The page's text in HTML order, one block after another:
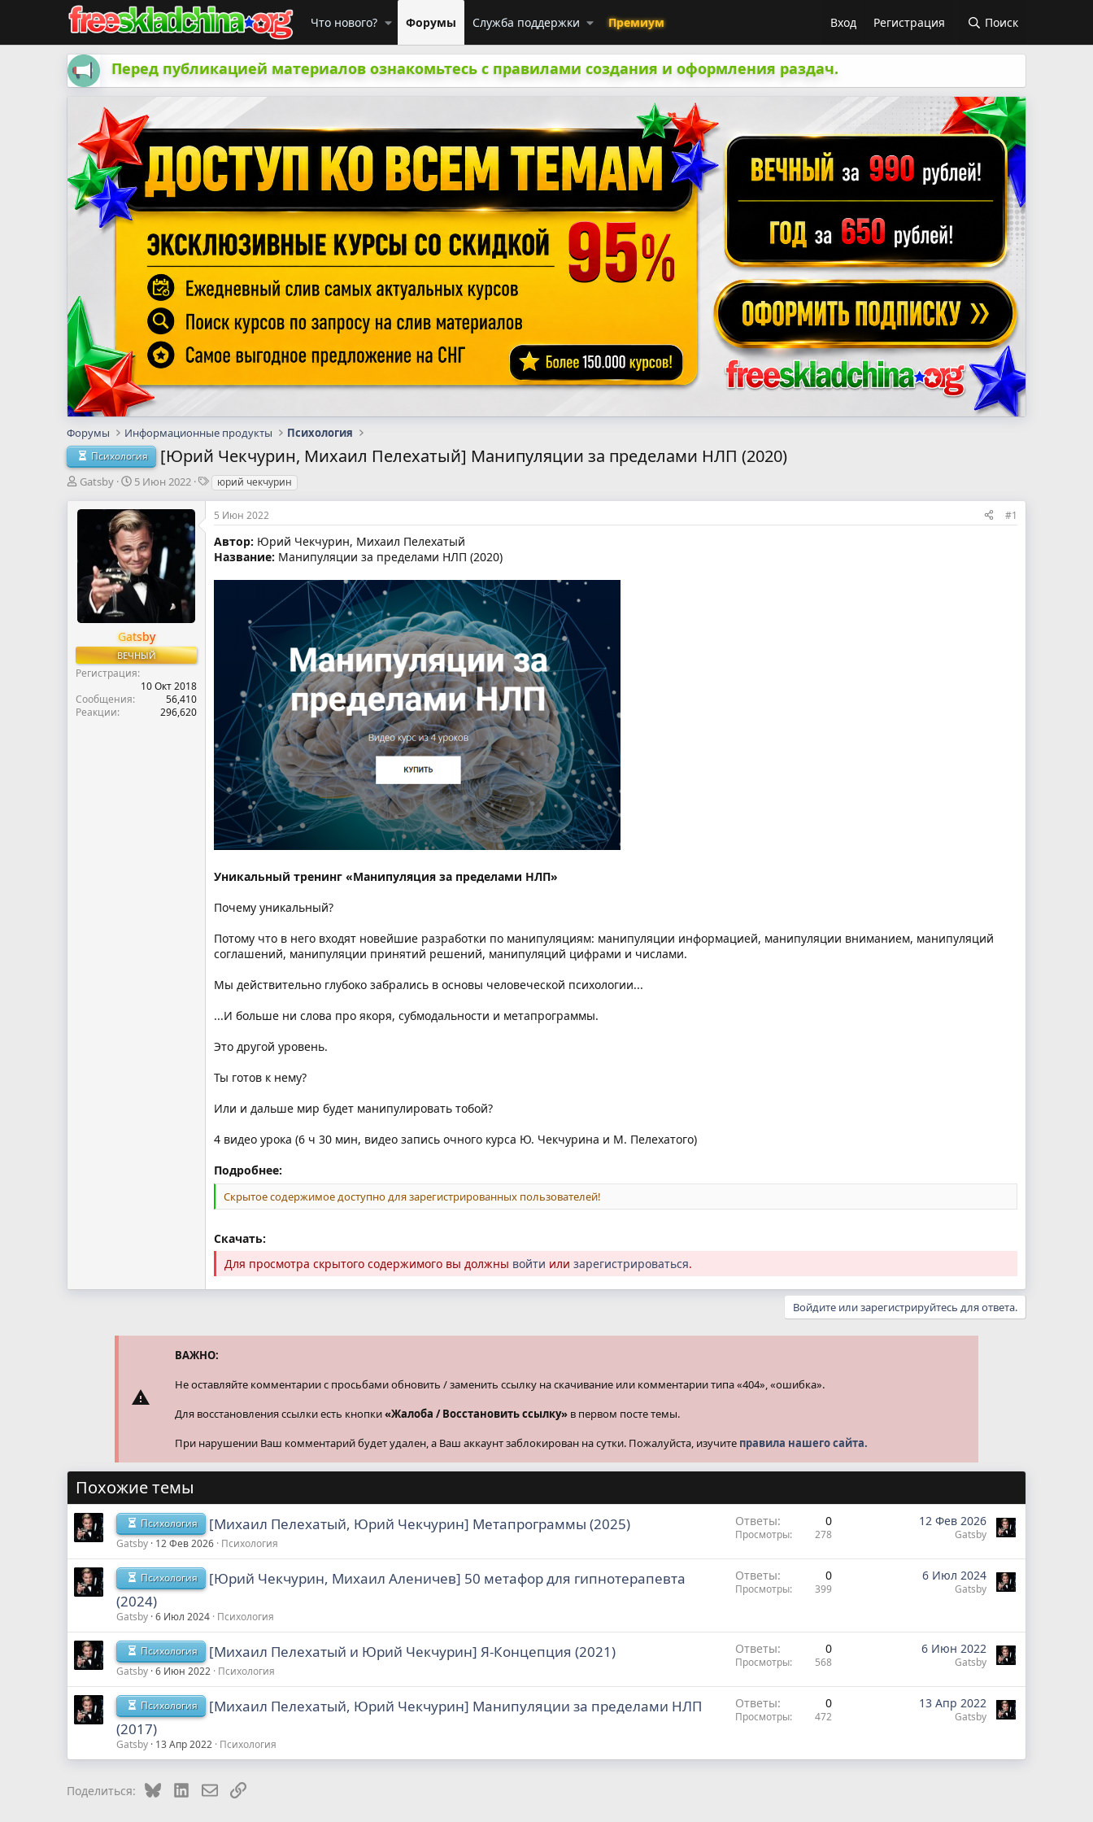
Что нового? Форумы Служба поддержки Премиум Вход Регистрация Поиск
Перед публикацией материалов ознакомьтесь с правилами создания и оформления раздач.
Форумы Информационные продукты Психология
Психология [Юрий Чекчурин, Михаил Пелехатый] Манипуляции за пределами НЛП (2020)
А
т
м
Gatsby
Д
т
а
н
а
ч
а
л
5 Июн 2022
Т
г
и
юрий чекчурин
Gatsby
ВЕЧНЫЙ
Регистрация
10 Окт 2018
Сообщения
56,410
Реакции
296,620
5 Июн 2022 #1
Автор: Юрий Чекчурин, Михаил Пелехатый
Название: Манипуляции за пределами НЛП (2020)
Уникальный тренинг «Манипуляция за пределами НЛП»
Почему уникальный?
Потому что в него входят новейшие разработки по манипуляциям: манипуляции информацией, манипуляции вниманием, манипуляций
соглашений, манипуляции принятий решений, манипуляций цифрами и числами.
Мы действительно глубоко забрались в основы человеческой психологии...
...И больше ни слова про якоря, субмодальности и метапрограммы.
Это другой уровень.
Ты готов к нему?
Или и дальше мир будет манипулировать тобой?
4 видео урока (6 ч 30 мин, видео запись очного курса Ю. Чекчурина и М. Пелехатого)
Подробнее:
Скрытое содержимое доступно для зарегистрированных пользователей!
Скачать:
Для просмотра скрытого содержимого вы должны войти или зарегистрироваться.
Войдите или зарегистрируйтесь для ответа.
ВАЖНО:
Не оставляйте комментарии с просьбами обновить / заменить ссылку на скачивание или комментарии типа «404», «ошибка».
Для восстановления ссылки есть кнопки«Жалоба / Восстановить ссылку» в первом посте темы.
При нарушении Ваш комментарий будет удален, а Ваш аккаунт заблокирован на сутки. Пожалуйста, изучите правила нашего сайта.
Похожие темы
Психология [Михаил Пелехатый, Юрий Чекчурин] Метапрограммы (2025)
Gatsby 12 Фев 2026 Психология
Ответы 0
Просмотры 278
12 Фев 2026
Gatsby
Психология
[Юрий Чекчурин, Михаил Аленичев] 50 метафор для гипнотерапевта
(2024)
Gatsby 6 Июл 2024 Психология
Ответы 0
Просмотры 399
6 Июл 2024
Gatsby
Психология [Михаил Пелехатый и Юрий Чекчурин] Я-Концепция (2021)
Gatsby 6 Июн 2022 Психология
Ответы 0
Просмотры 568
6 Июн 2022
Gatsby
Психология
[Михаил Пелехатый, Юрий Чекчурин] Манипуляции за пределами НЛП
(2017)
Gatsby 13 Апр 2022 Психология
Ответы 0
Просмотры 472
13 Апр 2022
Gatsby
Поделиться: BlueskyLinkedInЭлектронная почта
Ссылка